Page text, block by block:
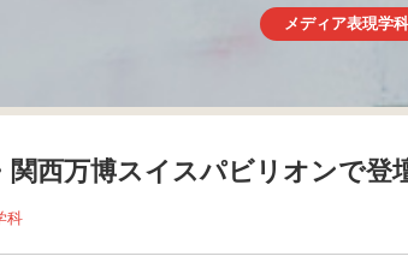
メディア表現学科
関西万博スイスパビリオンで登
科